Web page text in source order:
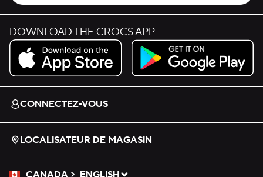
DOWNLOAD THE CROCS APP
Download on the App Store.
Get it on Google Play.
CONNECTEZ-VOUS
LOCALISATEUR DE MAGASIN